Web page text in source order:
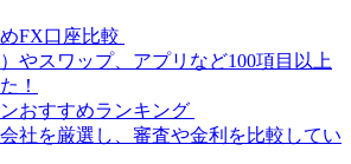
FX口座比較
やスワップ、アプリなど100項目以上
！
おすすめランキング
社を厳選し、審査や金利を比較してい